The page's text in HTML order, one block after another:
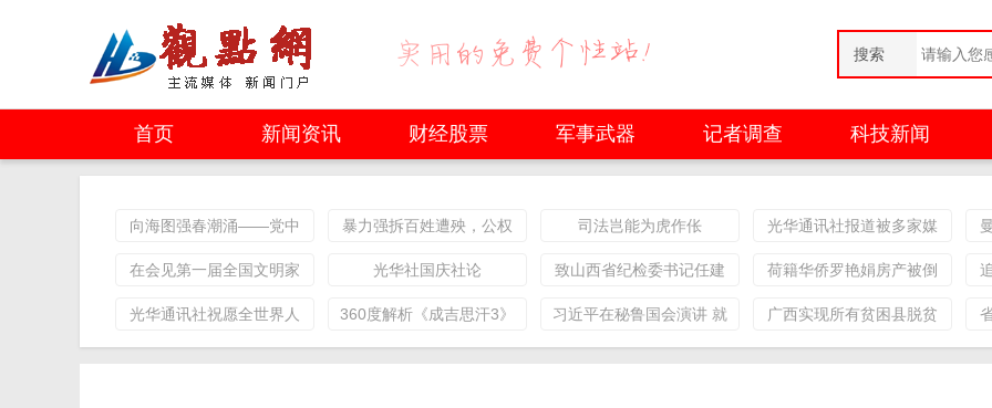
搜索
首页 新闻资讯 财经股票 军事武器 记者调查 科技新闻
向海图强春潮涌——党中
暴力强拆百姓遭殃，公权
司法岂能为虎作伥
光华通讯社报道被多家媒
在会见第一届全国文明家
光华社国庆社论
致山西省纪检委书记任建
荷籍华侨罗艳娟房产被倒
光华通讯社祝愿全世界人
民元旦快乐
360度解析《成吉思汗3》
国内首部定制服特色
习近平在秘鲁国会演讲 就
打造好中拉命运共同体提
广西实现所有贫困县脱贫
摘帽